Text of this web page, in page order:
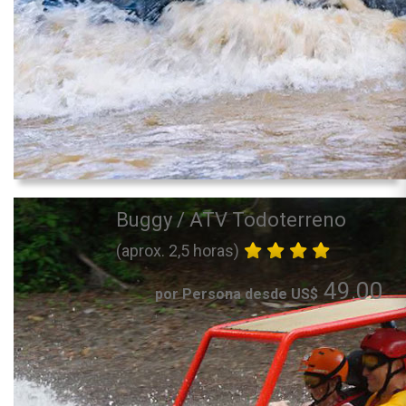
Buggy / ATV Todoterreno
(aprox. 2,5 horas)
por Persona desde US$ 49.00